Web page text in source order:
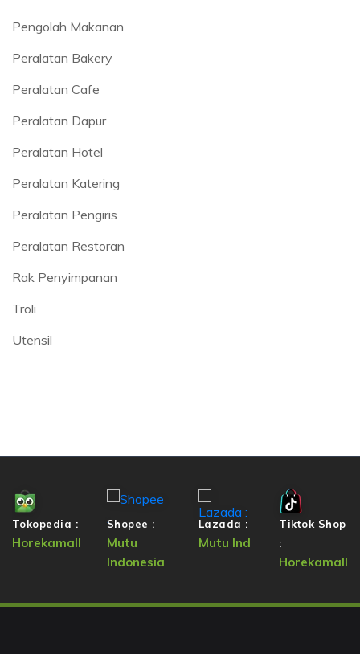
Pengolah Makanan
Peralatan Bakery
Peralatan Cafe
Peralatan Dapur
Peralatan Hotel
Peralatan Katering
Peralatan Pengiris
Peralatan Restoran
Rak Penyimpanan
Troli
Utensil
Tokopedia :
Horekamall
Shopee :
Mutu
Indonesia
Lazada :
Mutu Ind
Tiktok Shop
:
Horekamall